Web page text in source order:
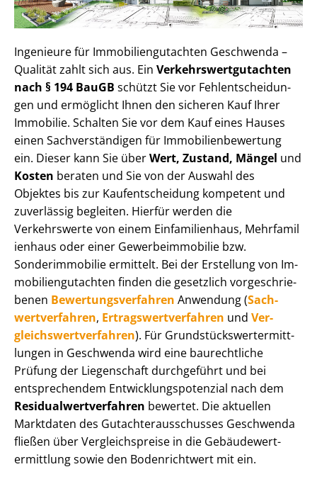
Ingenieure für Im­mo­bi­li­en­gut­ach­ten Geschwenda –
Qualität zahlt sich aus. Ein Ver­kehrs­wert­gut­ach­ten
nach § 194 BauGB schützt Sie vor Fehl­ent­schei­dun­
gen und ermöglicht Ihnen den sicheren Kauf Ihrer
Immobilie. Schalten Sie vor dem Kauf eines Hauses
einen Sach­ver­stän­di­gen für Im­mo­bi­li­en­be­wer­tung
ein. Dieser kann Sie überWert, Zustand, Mängel und
Kosten beraten und Sie von der Auswahl des
Objektes bis zur Kauf­ent­schei­dung kompetent und
zuverlässig begleiten. Hierfür werden die
Verkehrswerte von einem Einfamilienhaus, Mehr­fa­mi­l
i­en­haus oder einer Ge­wer­be­im­mo­bi­lie bzw.
Sonderimmobilie ermittelt. Bei der Erstellung von Im­
mo­bi­li­en­gut­ach­ten finden die gesetzlich vor­ge­schrie­
be­nen Be­wer­tungs­ver­fah­ren Anwendung (Sach­
wert­ver­fah­ren, Er­trags­wert­ver­fah­ren und Ver­
gleichs­wert­ver­fah­ren). Für Grund­stücks­wert­ermitt­
lun­gen in Geschwenda wird eine baurechtliche
Prüfung der Liegenschaft durchgeführt und bei
entsprechendem Ent­wick­lungs­po­ten­zi­al nach dem
Re­si­du­al­wert­ver­fah­ren bewertet. Die aktuellen
Marktdaten des Gut­ach­ter­aus­schus­ses Geschwenda
fließen über Ver­gleichs­prei­se in die Ge­bäu­de­wert­
ermitt­lung sowie den Bodenrichtwert mit ein.